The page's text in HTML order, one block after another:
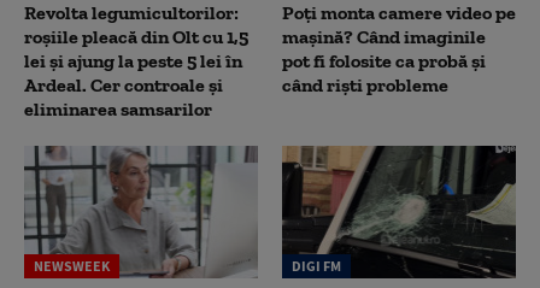
Revolta legumicultorilor:
roșiile pleacă din Olt cu 1,5
lei și ajung la peste 5 lei în
Ardeal. Cer controale și
eliminarea samsarilor
Poți monta camere video pe
mașină? Când imaginile
pot fi folosite ca probă și
când riști probleme
NEWSWEEK DIGI FM